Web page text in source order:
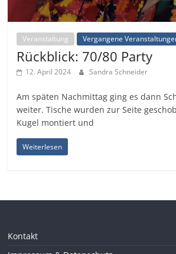
Veranstaltung Vergangene
Rückblick: 70/80 Party
12. April 2024 Sandra Schneider
Am späten Nachmittag ging es dann
weiter. Tische wurden zur Seite
Kugel montiert und
Weiterlesen
Kontakt